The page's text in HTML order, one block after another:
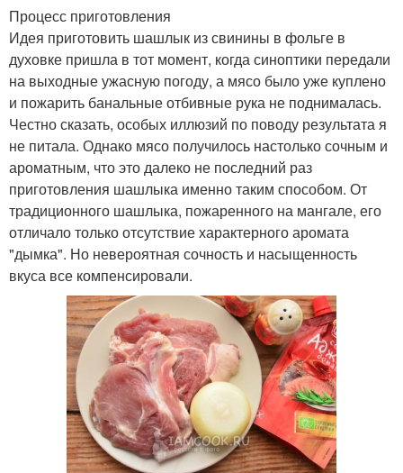
Процесс приготовления
Идея приготовить шашлык из свинины в фольге в
духовке пришла в тот момент, когда синоптики передали
на выходные ужасную погоду, а мясо было уже куплено
и пожарить банальные отбивные рука не поднималась.
Честно сказать, особых иллюзий по поводу результата я
не питала. Однако мясо получилось настолько сочным и
ароматным, что это далеко не последний раз
приготовления шашлыка именно таким способом. От
традиционного шашлыка, пожаренного на мангале, его
отличало только отсутствие характерного аромата
"дымка". Но невероятная сочность и насыщенность
вкуса все компенсировали.